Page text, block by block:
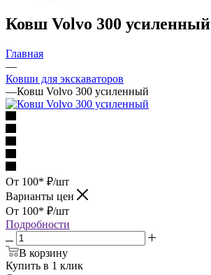
Ковш Volvo 300 усиленный
Главная
—
Ковши для экскаваторов
—Ковш Volvo 300 усиленный
От 100* ₽/шт
Варианты цен
От 100* ₽/шт
Подробности
В корзину
Купить в 1 клик